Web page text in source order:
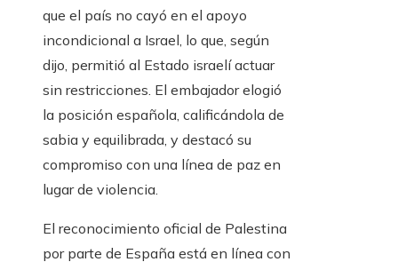
que el país no cayó en el apoyo
incondicional a Israel, lo que, según
dijo, permitió al Estado israelí actuar
sin restricciones. El embajador elogió
la posición española, calificándola de
sabia y equilibrada, y destacó su
compromiso con una línea de paz en
lugar de violencia.
El reconocimiento oficial de Palestina
por parte de España está en línea con